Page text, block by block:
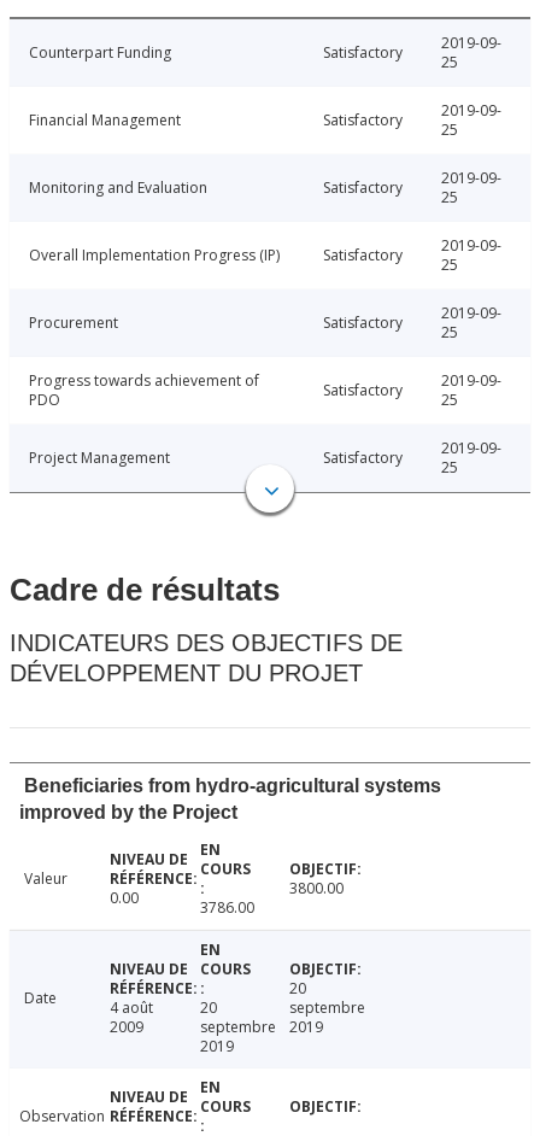
Counterpart Funding Satisfactory
2019-09-
25
Financial Management Satisfactory
2019-09-
25
Monitoring and Evaluation Satisfactory
2019-09-
25
Overall Implementation Progress (IP) Satisfactory
2019-09-
25
Procurement Satisfactory
2019-09-
25
Progress towards achievement of
PDO
Satisfactory
2019-09-
25
Project Management Satisfactory
2019-09-
25
Cadre de résultats
INDICATEURS DES OBJECTIFS DE
DÉVELOPPEMENT DU PROJET
Beneficiaries from hydro-agricultural systems
improved by the Project
Valeur
0.00
3786.00
3800.00
Date
4 août
2009
20
septembre
2019
20
septembre
2019
Observation